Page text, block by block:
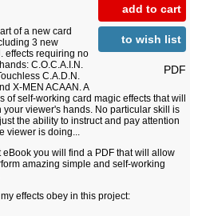
add to cart
to wish list
PDF
of a new card
3 new
effects requiring no
C.O.C.A.I.N.
C.A.D.N.
X-MEN ACAAN. A
of self-working card magic effects that will
your viewer's hands. No particular skill is
the ability to instruct and pay attention
viewer is doing...
eBook you will find a PDF that will allow
amazing simple and self-working
effects obey in this project: